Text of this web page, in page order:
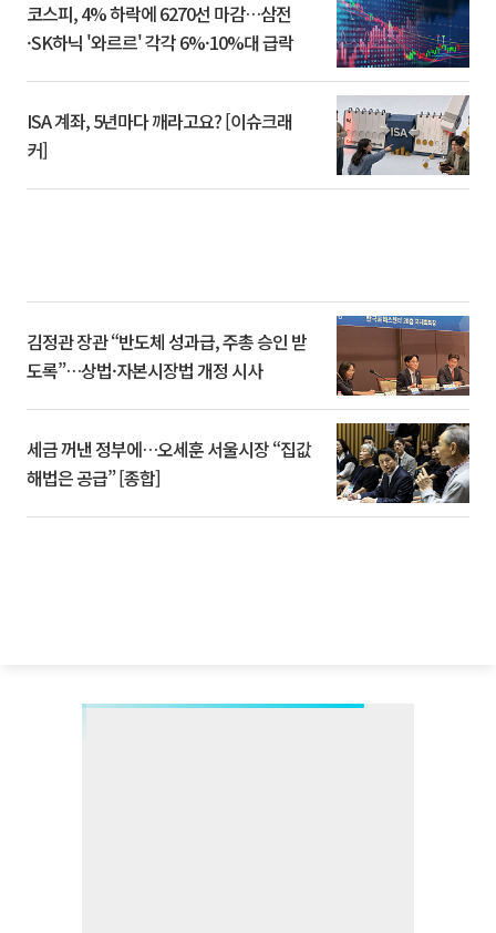
코스피, 4% 하락에 6270선 마감…삼전
·SK하닉 '와르르' 각각 6%·10%대 급락
ISA 계좌, 5년마다 깨라고요? [이슈크래
커]
김정관 장관 “반도체 성과급, 주총 승인 받
도록”…상법·자본시장법 개정 시사
세금 꺼낸 정부에…오세훈 서울시장 “집값
해법은 공급” [종합]